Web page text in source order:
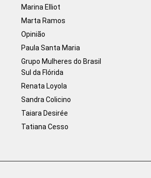
Marina Elliot
Marta Ramos
Opinião
Paula Santa Maria
Grupo Mulheres do Brasil
Sul da Flórida
Renata Loyola
Sandra Colicino
Taiara Desirée
Tatiana Cesso